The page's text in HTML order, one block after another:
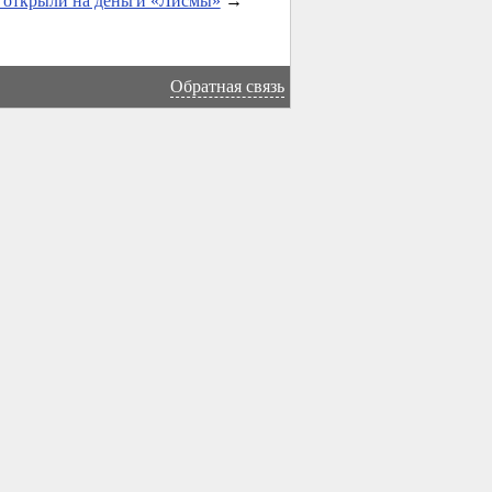
Обратная связь